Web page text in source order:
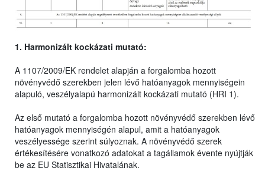
1. Harmonizált kockázati mutató:
A 1107/2009/EK rendelet alapján a forgalomba hozott
növényvédő szerekben jelen lévő hatóanyagok mennyiségein
alapuló, veszélyalapú harmonizált kockázati mutató (HRI 1).
Az első mutató a forgalomba hozott növényvédő szerekben lévő
hatóanyagok mennyiségén alapul, amit a hatóanyagok
veszélyessége szerint súlyoznak. A növényvédő szerek
értékesítésére vonatkozó adatokat a tagállamok évente nyújtják
be az EU Statisztikai Hivatalának.